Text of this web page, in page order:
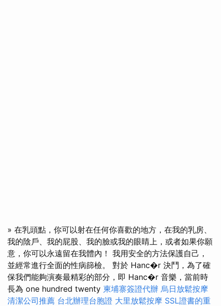
» 在乳頭點，你可以射在任何你喜歡的地方，在我的乳房、
我的陰戶、我的屁股、我的臉或我的眼睛上，或者如果你願
意，你可以永遠留在我體內！ 我用安全的方法保護自己，
並經常進行全面的性病篩檢。 對於 Hanc�r 決鬥，為了確
保我們能夠演奏最精彩的部分，即 Hanc�r 音樂，當前時
長為 one hundred twenty 柬埔寨簽證代辦 烏日放鬆按摩
清潔公司推薦 台北辦理台胞證 大里放鬆按摩 SSL證書的重